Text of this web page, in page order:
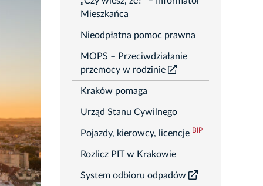
Mieszkańca
Nieodpłatna pomoc prawna
MOPS – Przeciwdziałanie
przemocy w rodzinie
Kraków pomaga
Urząd Stanu Cywilnego
Pojazdy, kierowcy, licencje BIP
Rozlicz PIT w Krakowie
System odbioru odpadów